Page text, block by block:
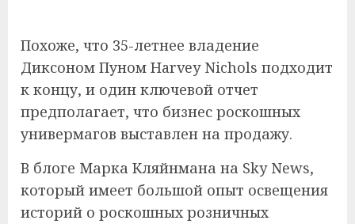
Похоже, что 35-летнее владение
Диксоном Пуном Harvey Nichols подходит
к концу, и один ключевой отчет
предполагает, что бизнес роскошных
универмагов выставлен на продажу.
В блоге Марка Кляйнмана на Sky News,
который имеет большой опыт освещения
историй о роскошных розничных